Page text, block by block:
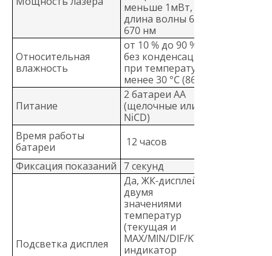
меньше 1мВт,
длина волны 630-
670 нм
Относительная
влажность
от 10 % до 90 %
без конденсации,
при температуре
менее 30 °C (86 °F)
Питание
2 батареи AA
(щелочные или
NiCD)
Время работы
батареи
12 часов
Фиксация показаний 7 секунд
Подсветка дисплея
Да, ЖК-дисплей с
двумя
значениями
температур
(текущая и
MAX/MIN/DIF/KTC),
индикатор